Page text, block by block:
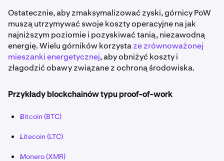
Ostatecznie, aby zmaksymalizować zyski, górnicy PoW
muszą utrzymywać swoje koszty operacyjne na jak
najniższym poziomie i pozyskiwać tanią, niezawodną
energię. Wielu górników korzystaze zrównoważonej
mieszanki energetycznej, aby obniżyć koszty i
złagodzić obawy związane z ochroną środowiska.
Przykłady blockchainów typu proof-of-work
Bitcoin (BTC)
Litecoin (LTC)
Monero (XMR)